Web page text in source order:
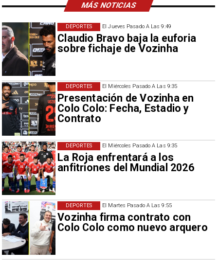
MÁS NOTICIAS
El Jueves Pasado A Las 9:49
Claudio Bravo baja la euforia
sobre fichaje de Vozinha
DEPORTES
El Miércoles Pasado A Las 9:35
Presentación de Vozinha en
Colo Colo: Fecha, Estadio y
Contrato
DEPORTES
El Miércoles Pasado A Las 9:35
La Roja enfrentará a los
anfitriones del Mundial 2026
DEPORTES
El Martes Pasado A Las 9:55
Vozinha firma contrato con
Colo Colo como nuevo arquero
DEPORTES